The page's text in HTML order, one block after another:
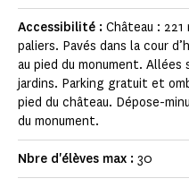
Accessibilité : Château : 221
paliers. Pavés dans la cour
au pied du monument. Allées
jardins. Parking gratuit et
pied du château. Dépose-
du monument.
Nbre d'élèves max : 30